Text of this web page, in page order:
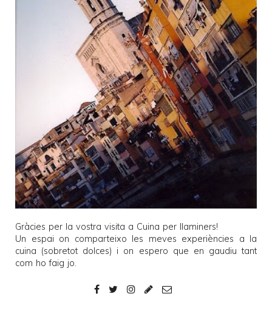
Gràcies per la vostra visita a Cuina per llaminers!
Un espai on comparteixo les meves experiències a la
cuina (sobretot dolces) i on espero que en gaudiu tant
com ho faig jo.